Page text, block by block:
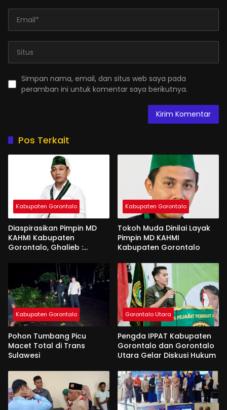
Simpan nama, email, dan situs web saya pada
peramban ini untuk komentar saya berikutnya.
Pos Terkait
Kabupaten Gorontalo
Diaspirasikan Pimpin MD
KAHMI Kabupaten
Gorontalo, Ghalieb :
Kabupaten Gorontalo
Tokoh Muda Dinilai Layak
Pimpin MD KAHMI
Kabupaten Gorontalo
Kabupaten Gorontalo
Pohon Tumbang Picu
Macet Total di Trans
Sulawesi
Gorontalo Utara
Pengda IPPAT Kabupaten
Gorontalo dan Gorontalo
Utara Gelar Diskusi Hukum